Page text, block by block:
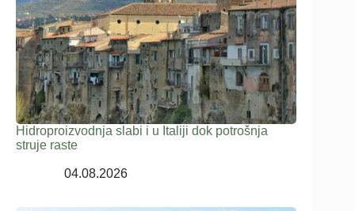
Hidroproizvodnja slabi i u Italiji dok potrošnja
struje raste
04.08.2026